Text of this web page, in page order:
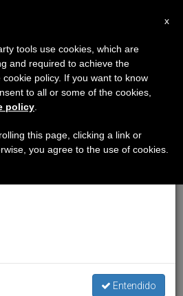
Sala Del Parlamento De La UE (C) Pxhere
×
de agosto haremos la pausa
en el periodo de verano
y también el
Entendido
x
tools use cookies, which are
and required to achieve the
policy. If you want to know
to all or some of the cookies,
policy
this page, clicking a link or
you agree to the use of cookies.